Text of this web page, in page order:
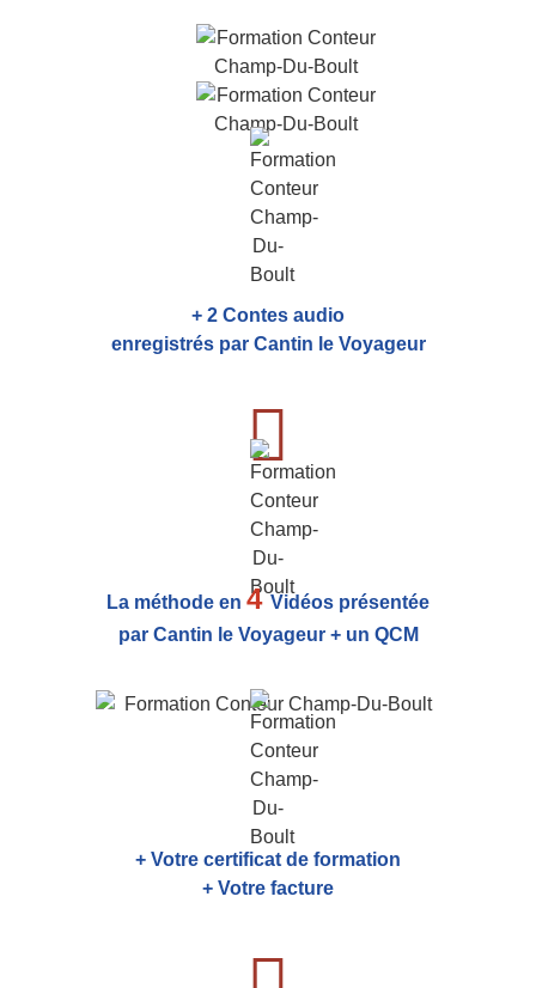
+ 2 Contes audio
enregistrés par Cantin le Voyageur
La méthode en 4Vidéos présentée
par Cantin le Voyageur + un QCM
+ Votre certificat de formation
+ Votre facture